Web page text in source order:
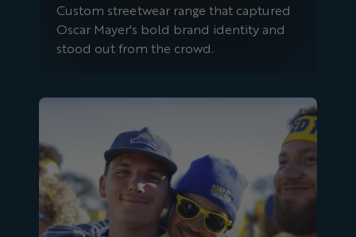
Custom streetwear range that captured
Oscar Mayer's bold brand identity and
stood out from the crowd.
Té retorcido